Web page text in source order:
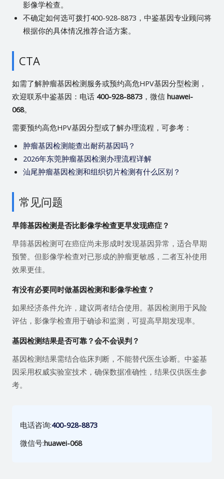
影像学检查。
不确定如何选可拨打400-928-8873，中鉴基因专业顾问将
根据你的具体情况推荐合适方案。
CTA
如需了解肿瘤基因检测服务或预约高危HPV基因分型检测，
欢迎联系中鉴基因：电话 400-928-8873，微信 huawei-
068。
需要预约高危HPV基因分型或了解办理流程，可参考：
肿瘤基因检测能查出耐药基因吗？
2026年东莞肿瘤基因检测办理流程详解
汕尾肿瘤基因检测和组织切片检测有什么区别？
常见问题
早筛基因检测是否比影像学检查更早发现癌症？
早筛基因检测可在癌症尚未形成时发现基因异常，适合早期
预警。但影像学检查对已形成的肿瘤更敏感，二者互补使用
效果更佳。
有没有必要同时做基因检测和影像学检查？
如果经济条件允许，建议两者结合使用。基因检测用于风险
评估，影像学检查用于确诊和监测，可提高早期发现率。
基因检测结果是否可靠？会不会误判？
基因检测结果需结合临床判断，不能替代医生诊断。中鉴基
因采用权威实验室技术，确保数据准确性，结果仅供医生参
考。
电话咨询:400-928-8873
微信号:huawei-068